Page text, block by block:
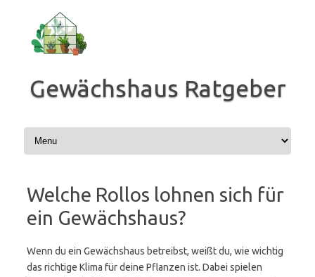
springen
Gewächshaus Ratgeber
Welche Rollos lohnen sich für
ein Gewächshaus?
Wenn du ein Gewächshaus betreibst, weißt du, wie wichtig
das richtige Klima für deine Pflanzen ist. Dabei spielen